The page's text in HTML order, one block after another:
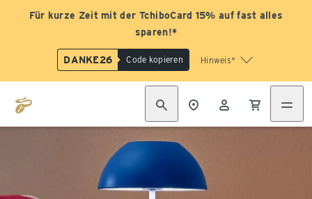
Für kurze Zeit mit der TchiboCard 15% auf fast alles
sparen!*
DANKE26 Code kopieren Hinweis*